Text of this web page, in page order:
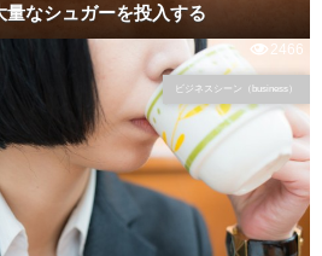
量なシュガーを投入する
ビジネスシーン（business）
2466